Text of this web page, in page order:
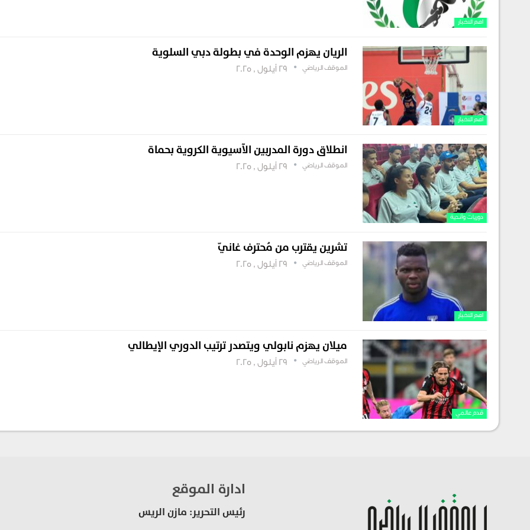
اهم الاخبار
اهم الاخبار
الريان يهزم الوحدة في بطولة دبي السلوية
الموقف الرياضي 29 أيلول , 2025
دوريات وأندية
انطلاق دورة المدربين الآسيوية الكروية بحماة
الموقف الرياضي 29 أيلول , 2025
اهم الاخبار
تشرين يقترب من مُحترف غانيّ
الموقف الرياضي 29 أيلول , 2025
قدم عالمي
ميلان يهزم نابولي ويتصدر ترتيب الدوري الإيطالي
الموقف الرياضي 29 أيلول , 2025
ادارة الموقع
رئيس التحرير: مازن الريس